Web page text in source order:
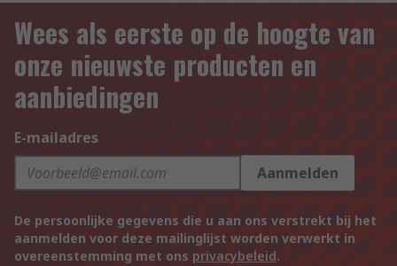
Wees als eerste op de hoogte van
onze nieuwste producten en
aanbiedingen
E-mailadres
Aanmelden
De persoonlijke gegevens die u aan ons verstrekt bij het
aanmelden voor deze mailinglijst worden verwerkt in
overeenstemming met ons privacybeleid.